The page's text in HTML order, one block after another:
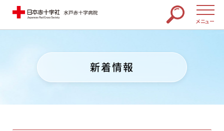
メニュー
新着情報